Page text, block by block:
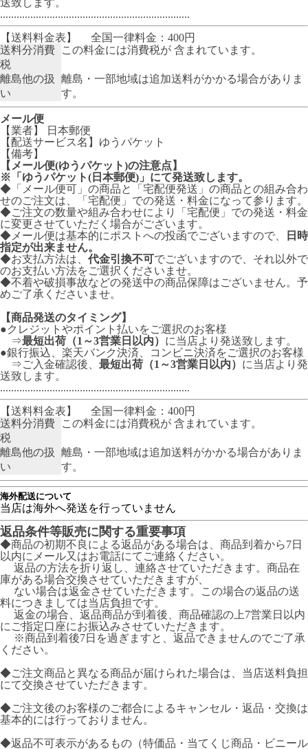
送致します。
.....................................................................
【送料料金表】
全国一律料金：400円
送料分消費
税
この料金には消費税が 含まれています。
離島他の扱
い
離島・一部地域は追加送料がかかる場合がありま
す。
メール便
【業者】 日本郵便
【配送サービス名】ゆうパケット
【備考】
【メール便(ゆうパケット)の注意点】
※「ゆうパケット(日本郵便)」にて発送致します。
◆「メール便可」の商品と「宅配便発送」の商品との組み合わ
せのご注文は、「宅配便」での発送・料金になって参ります。
◆ご注文の数量や組み合わせにより「宅配便」での発送・料金
に変更させていただく場合がございます。
◆メール便は基本的にポストへの投函でございますので、
日時
指定が出来ません。
◆お支払方法は、 代金引換不可でございますので、それ以外で
のお支払い方法をご選択くださいませ。
◆不着や破損事故などの発送中の商品保障はございません。予
めご了承くださいませ。
【商品発送のタイミング】
●クレジットやポイント払いをご選択のお客様
⇒最短出荷（1～3営業日以内） に当店より発送致します。
●銀行振込、楽天バンク決済、コンビニ決済をご選択のお客様
⇒ご入金確認後、 最短出荷（1～3営業日以内） に当店より発
送致します。
.....................................................................
【送料料金表】
全国一律料金：400円
送料分消費
税
この料金には消費税が 含まれています。
離島他の扱
い
離島・一部地域は追加送料がかかる場合がありま
す。
海外配送について
当店は海外へ発送を行っていません
返品条件等販売に関する重要事項
◆商品の初期不良による返品がある場合は、商品到着から7日
以内にメール又はお電話にてご連絡ください。
返品の方法を折り返し、連絡させていただきます。商品在
庫がある場合交換させていただきますが、
ない場合は返金させていただきます。この場合の返品の送
料につきましては当店負担です。
返金の場合、返品商品が到着後、商品確認の上7営業日以内
にご指定口座にお振込みさせていただきます。
※商品到着後7日を過ぎますと、返品できませんのでご了承
ください。
◆ご注文商品と異なる商品が届けられた場合は、当店送料負担
にて交換させていただきます。
◆ご注文後のお客様のご都合によるキャンセル・返品・交換は
基本的には行っておりません。
◆返品不可表示があるもの（特価品・当てくじ商品・ビニール